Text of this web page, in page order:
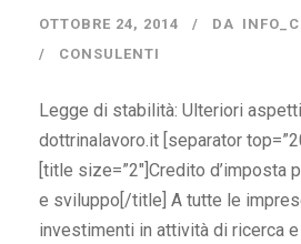
OTTOBRE 24, 2014 DA
CONSULENTI
Legge di stabilità: Ulteriori
dottrinalavoro.it [separator
[title size=”2″]Credito d’imposta
e sviluppo[/title] A tutte le
investimenti in attività di ricerca